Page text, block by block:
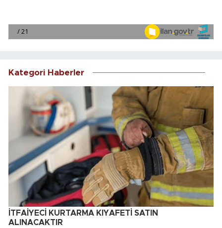
Kategori Haberler
İTFAİYECİ KURTARMA KIYAFETİ SATIN
ALINACAKTIR